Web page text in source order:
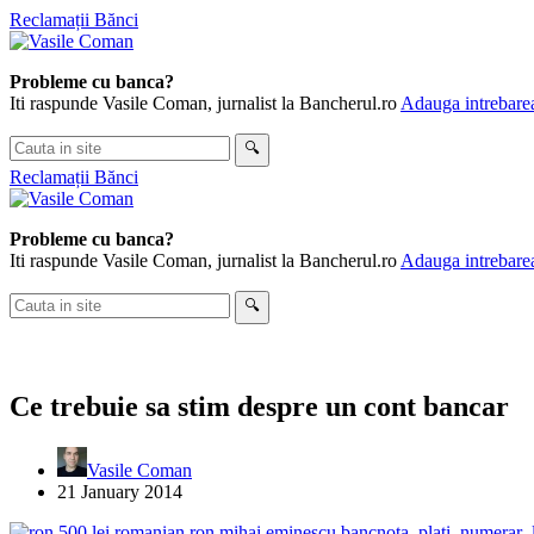
Skip
to
Reclamații Bănci
Probleme cu banca?
Iti raspunde Vasile Coman, jurnalist la Bancherul.ro Adauga
Cauta
in
site
🔍
Reclamații Bănci
Probleme cu banca?
Iti raspunde Vasile Coman, jurnalist la Bancherul.ro Adauga
Cauta
in
🔍
Ce trebuie sa stim despre un cont bancar
Vasile Coman
21 January 2014